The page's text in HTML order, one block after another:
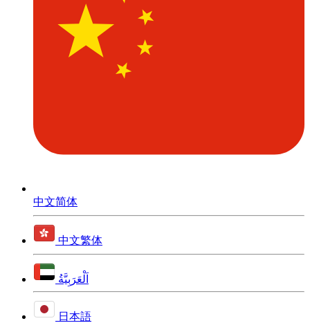
中文简体
中文繁体
اَلْعَرَبِيَّةُ
日本語